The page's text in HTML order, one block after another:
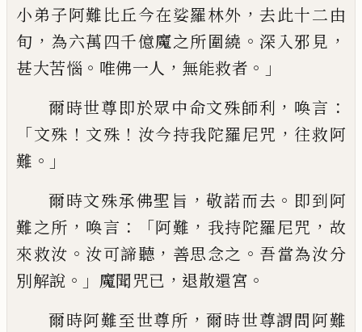
小弟子阿難比丘今在娑羅林外 ，去此十二由
旬 ， 為六萬四千億魔之所圍繞 。 深入邪見 ，
甚大苦惱 。 唯佛一人 ， 無能救者 。」
爾時世尊即於眾中命文殊師利 ， 喚言 ：
「文殊 ！ 文殊 ！ 汝今持我陀羅尼咒 ， 往救阿
難 。」
爾時文殊承佛聖旨 ，敬諾而去 。 即到阿
難之所 ， 喚言 ：「阿難 ， 我持陀羅尼咒 ， 故
來救汝 。 汝可諦聽 ， 善思念之 。 吾當為汝分
別解說 。」 魔聞咒已 ， 退散還宮 。
爾時阿難至世尊所 ，爾時世尊謂問阿難